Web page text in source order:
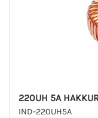
220UH 5A
IND-220UH5A